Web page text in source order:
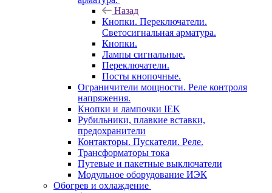
Назад
Кнопки. Переключатели.
Светосигнальная арматура.
Кнопки.
Лампы сигнальные.
Переключатели.
Посты кнопочные.
Ограничители мощности. Реле контроля
напряжения.
Кнопки и лампочки IEK
Рубильники, плавкие вставки,
предохранители
Контакторы. Пускатели. Реле.
Трансформаторы тока
Путевые и пакетные выключатели
Модульное оборудование ИЭК
Обогрев и охлаждение